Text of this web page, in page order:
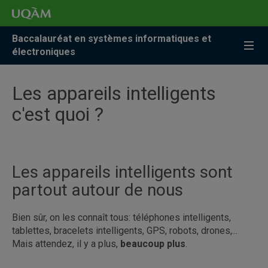
Accéder
recherche
Accéder
menu
pricipal
Accéder
zone
centrale
Baccalauréat en systèmes informatiques et
électroniques
Les appareils intelligents
c'est quoi ?
Les appareils intelligents sont
partout autour de nous
Bien sûr, on les connaît tous: téléphones intelligents,
tablettes, bracelets intelligents, GPS, robots, drones,...
Mais attendez, il y a plus, beaucoup plus.